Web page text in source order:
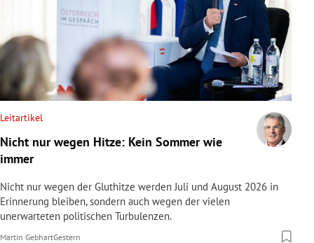
Untermenü
Untermenü
Untermenü
Untermenü
Untermenü
Untermenü
Leitartikel
Nicht nur wegen Hitze: Kein Sommer wie
immer
Nicht nur wegen der Gluthitze werden Juli und August 2026 in
Erinnerung bleiben, sondern auch wegen der vielen
unerwarteten politischen Turbulenzen.
Martin GebhartGestern